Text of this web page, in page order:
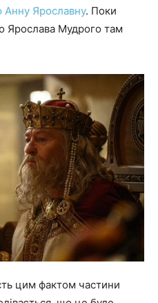
Анну Ярославну. Поки
Ярослава Мудрого там
цим фактом частини